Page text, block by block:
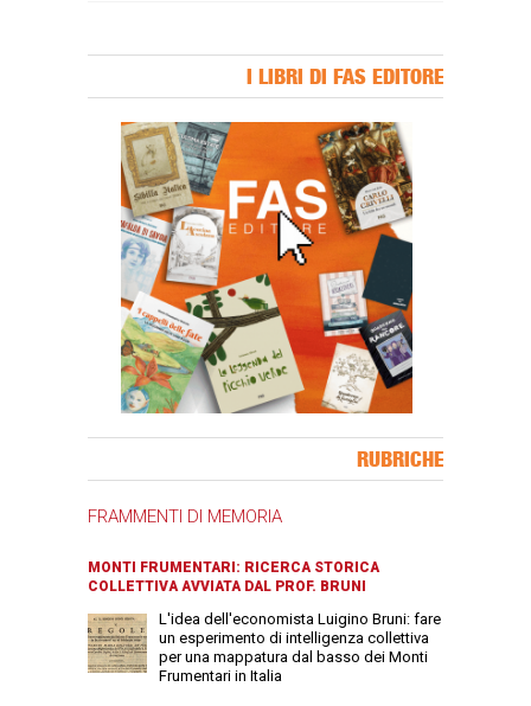
I LIBRI DI FAS EDITORE
RUBRICHE
FRAMMENTI DI MEMORIA
MONTI FRUMENTARI: RICERCA STORICA
COLLETTIVA AVVIATA DAL PROF. BRUNI
L'idea dell'economista Luigino Bruni: fare
un esperimento di intelligenza collettiva
per una mappatura dal basso dei Monti
Frumentari in Italia